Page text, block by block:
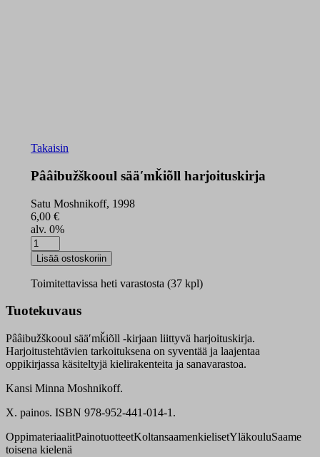
Takaisin
Pââibužškooul sääʹmǩiõll harjoituskirja
Satu Moshnikoff, 1998
6,00 €
alv. 0%
Pââibužškooul
sääʹmǩiõll
harjoituskirja
määrä
Lisää ostoskoriin
Toimitettavissa heti varastosta (37 kpl)
Tuotekuvaus
Pââibužškooul sääʹmǩiõll -kirjaan liittyvä harjoituskirja.
Harjoitustehtävien tarkoituksena on syventää ja laajentaa
oppikirjassa käsiteltyjä kielirakenteita ja sanavarastoa.
Kansi Minna Moshnikoff.
X. painos. ISBN 978-952-441-014-1.
OppimateriaalitPainotuotteetKoltansaamenkielisetYläkouluSaame
toisena kielenä